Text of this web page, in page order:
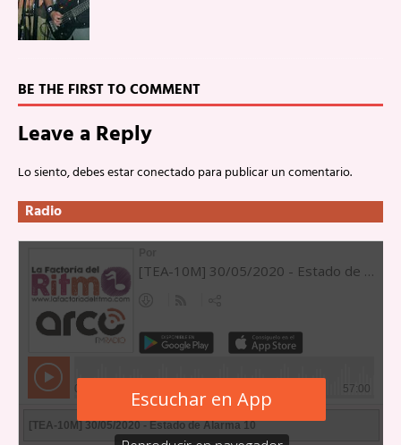
BE THE FIRST TO COMMENT
Leave a Reply
Lo siento, debes estarconectadopara publicar un comentario.
Radio